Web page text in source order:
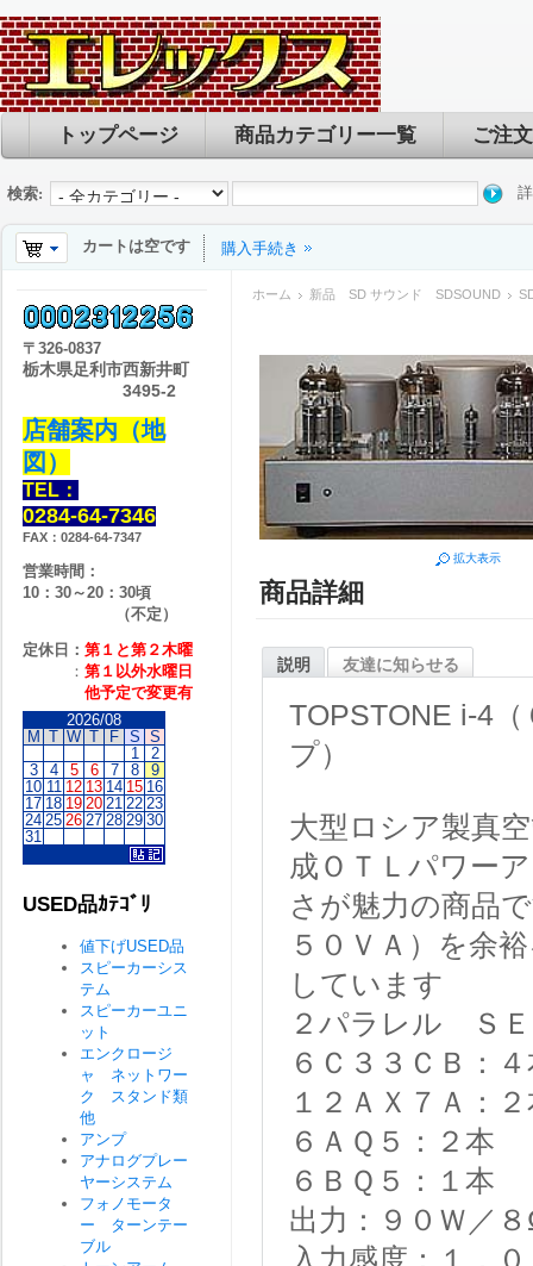
トップページ 商品カテゴリー一覧 ご注
検索:
カートは空です 購入手続き
ホーム 新品 SD サウンド SDSOUND
拡大表示
商品詳細
説明 友達に知らせる
TOPSTONE i-4
プ）
大型ロシア製真
成ＯＴＬパワー
さが魅力の商品
５０ＶＡ）を余
しています
２パラレル Ｓ
６Ｃ３３ＣＢ：
１２ＡＸ７Ａ：
６ＡＱ５：２本
６ＢＱ５：１本
出力：９０Ｗ
入力感度：１．
〒 326-0837
栃木県足利市西新井町
3495-2
店舗案内（地
図）
TEL：
0284-64-7346
FAX：0284-64-7347
営業時間：
10：30～20：30頃
（不定）
定休日： 第１と第２木曜
： 第１以外水曜日
他予定で変更有
2026/08
M T W T F S S
1
2
3
4 5 6 7 8
9
10 11 12 13 14 15 16
17 18 19 20 21 22 23
24 25 26 27 28 29 30
31
USED品ｶﾃｺﾞﾘ
値下げUSED品
スピーカーシス
テム
スピーカーユニ
ット
エンクロージ
ャ ネットワー
ク スタンド類
他
アンプ
アナログプレー
ヤーシステム
フォノモータ
ー ターンテー
ブル